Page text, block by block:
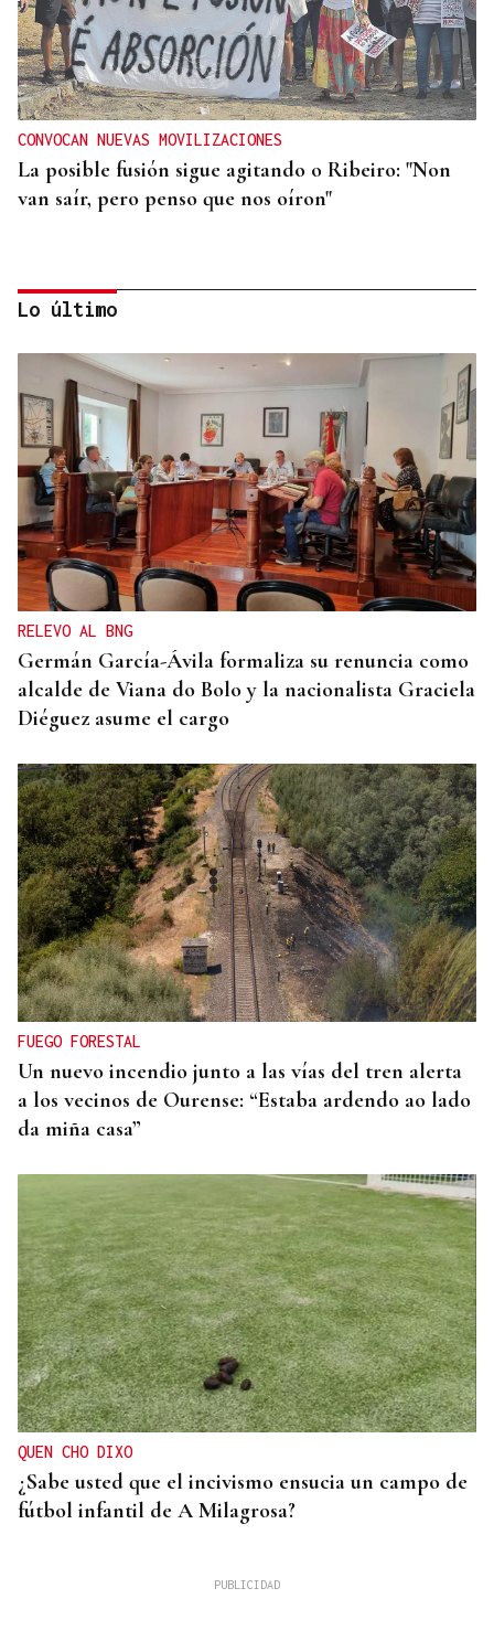
CONVOCAN NUEVAS MOVILIZACIONES
La posible fusión sigue agitando o Ribeiro: "Non
van saír, pero penso que nos oíron"
CARTA COMPLETA
Documento | El comunicado íntegro de los
concejales que rechazan la fusión fusión de
Carballeda de Avia y Ribadavia
Lo último
RELEVO AL BNG
Germán García-Ávila formaliza su renuncia como
alcalde de Viana do Bolo y la nacionalista Graciela
Diéguez asume el cargo
FUEGO FORESTAL
Un nuevo incendio junto a las vías del tren alerta
a los vecinos de Ourense: “Estaba ardendo ao lado
da miña casa”
QUEN CHO DIXO
¿Sabe usted que el incivismo ensucia un campo de
fútbol infantil de A Milagrosa?